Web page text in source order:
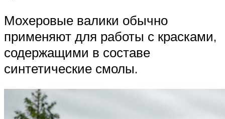
Мохеровые валики обычно
применяют для работы с красками,
содержащими в составе
синтетические смолы.